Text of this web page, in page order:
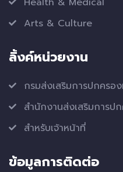
Arts & Culture
ลิ้งค์หน่วยงาน
กรมส่งเสริมการปกครอ
สำนักงานส่งเสริมการ
สำหรับเจ้าหน้าที่
ข้อมูลการติดต่อ